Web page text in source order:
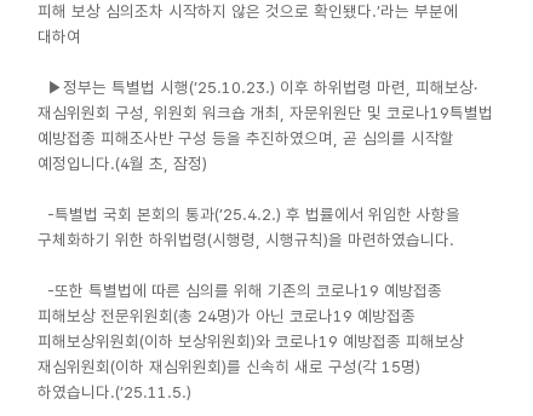
피해 보상 심의조차 시작하지 않은 것으로 확인됐다.’라는 부분에
대하여
▶정부는 특별법 시행(’25.10.23.) 이후 하위법령 마련, 피해보상·
재심위원회 구성, 위원회 워크숍 개최, 자문위원단 및 코로나19특별법
예방접종 피해조사반 구성 등을 추진하였으며, 곧 심의를 시작할
예정입니다.(4월 초, 잠정)
-특별법 국회 본회의 통과(’25.4.2.) 후 법률에서 위임한 사항을
구체화하기 위한 하위법령(시행령, 시행규칙)을 마련하였습니다.
-또한 특별법에 따른 심의를 위해 기존의 코로나19 예방접종
피해보상 전문위원회(총 24명)가 아닌 코로나19 예방접종
피해보상위원회(이하 보상위원회)와 코로나19 예방접종 피해보상
재심위원회(이하 재심위원회)를 신속히 새로 구성(각 15명)
하였습니다.(’25.11.5.)